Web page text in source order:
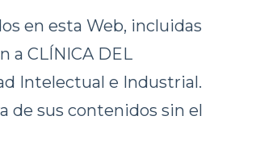
en esta Web, incluidas
a CLÍNICA DEL
Intelectual e Industrial.
de sus contenidos sin el